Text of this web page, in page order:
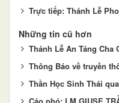
Trực tiếp: Thánh Lễ
Những tin cũ hơn
Thánh Lễ An Táng Cha
Thông Báo về truyền
Thần Học Sinh Thái